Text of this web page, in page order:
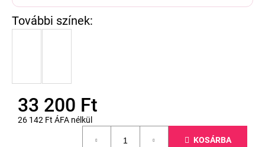
33 200 Ft
26 142 Ft ÁFA nélkül
KOSÁRBA